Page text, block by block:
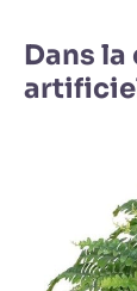
Dans